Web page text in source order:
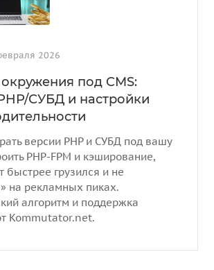
2026
под CMS:
СУБД и настройки
версии PHP и СУБД под вашу
PHP-FPM и кэширование,
быстрее грузился и не
на рекламных пиках.
алгоритм и поддержка
Kommutator.net.